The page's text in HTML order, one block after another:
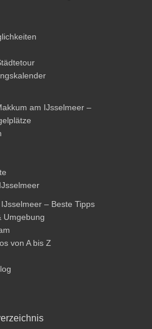
am IJsselmeer –
– Beste Tipps
Umgebung
von A bis Z